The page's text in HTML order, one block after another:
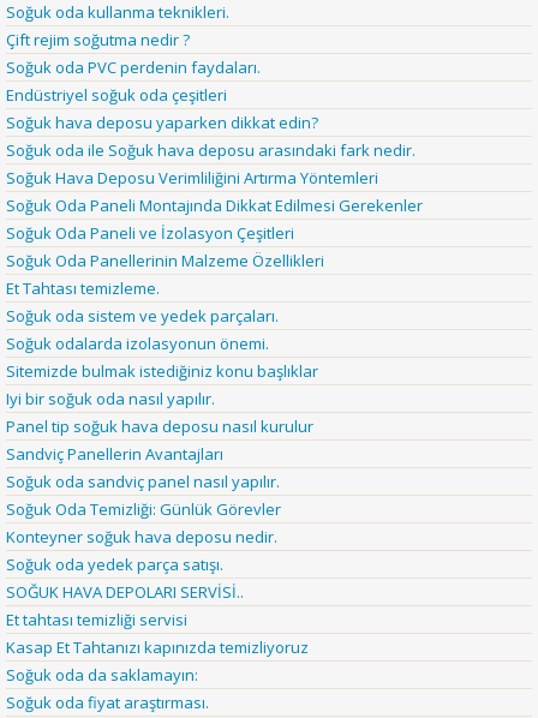
Soğuk oda kullanma teknikleri.
Çift rejim soğutma nedir ?
Soğuk oda PVC perdenin faydaları.
Endüstriyel soğuk oda çeşitleri
Soğuk hava deposu yaparken dikkat edin?
Soğuk oda ile Soğuk hava deposu arasındaki fark nedir.
Soğuk Hava Deposu Verimliliğini Artırma Yöntemleri
Soğuk Oda Paneli Montajında Dikkat Edilmesi Gerekenler
Soğuk Oda Paneli ve İzolasyon Çeşitleri
Soğuk Oda Panellerinin Malzeme Özellikleri
Et Tahtası temizleme.
Soğuk oda sistem ve yedek parçaları.
Soğuk odalarda izolasyonun önemi.
Sitemizde bulmak istediğiniz konu başlıklar
Iyi bir soğuk oda nasıl yapılır.
Panel tip soğuk hava deposu nasıl kurulur
Sandviç Panellerin Avantajları
Soğuk oda sandviç panel nasıl yapılır.
Soğuk Oda Temizliği: Günlük Görevler
Konteyner soğuk hava deposu nedir.
Soğuk oda yedek parça satışı.
SOĞUK HAVA DEPOLARI SERVİSİ..
Et tahtası temizliği servisi
Kasap Et Tahtanızı kapınızda temizliyoruz
Soğuk oda da saklamayın:
Soğuk oda fiyat araştırması.